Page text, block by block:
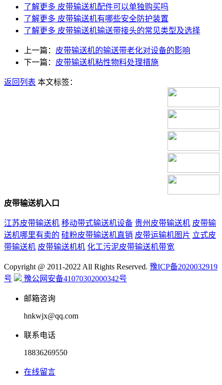
了解更多 皮带输送机配件可以单独购买吗
了解更多 皮带输送机有哪些安全防护装置
了解更多 皮带输送机输送带接头的常见类型及选择
上一篇： 皮带输送机的输送带老化对设备的影响
下一篇： 皮带输送机粘性物料处理措施
返回列表 本文标签：
皮带输送机入口
江苏皮带输送机 移动带式输送机设备 贵州皮带输送机 皮带输
送机哪里有卖的 硅粉皮带输送机直销 皮带运输机图片 立式皮
带输送机 皮带输送机机 化工污泥皮带输送机带宽
Copyright @ 2011-2022 All Rights Reserved. 豫ICP备2020032919
号
豫公网安备41070302000342号
邮箱咨询
hnkwjx@qq.com
联系电话
18836269550
在线留言